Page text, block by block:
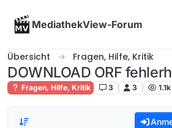
MediathekView-Forum
Übersicht Fragen, Hilfe, Kritik
DOWNLOAD ORF
Fragen, Hilfe, Kritik 3 3 1.1k